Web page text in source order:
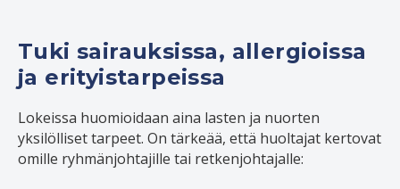
Tuki sairauksissa, allergioissa
ja erityistarpeissa
Lokeissa huomioidaan aina lasten ja nuorten
yksilölliset tarpeet. On tärkeää, että huoltajat kertovat
omille ryhmänjohtajille tai retkenjohtajalle: